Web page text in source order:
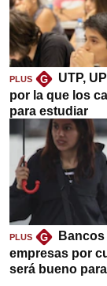
PLUS G
UTP,
por la que los
para estudiar
PLUS G
empresas por
será bueno